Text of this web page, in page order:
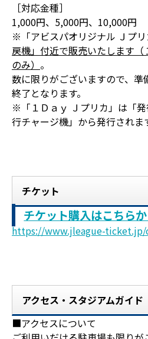
［対応金種］
1,000円、5,000円、10,000円
※「アビスパオリジナル Ｊプ
戻機」付近で販売いたします
のみ） 。
数に限りがございますので、
終了となります。
※「１Ｄａｙ Ｊプリカ」は「
行チャージ機」から発行されま
チケット
チケット購入はこちら
https://www.jleague-
アクセス・スタジアムガイド
■アクセスについて